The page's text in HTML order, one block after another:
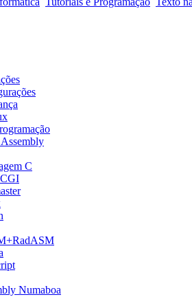
C
Numaboa